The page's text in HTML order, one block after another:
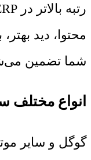
محتوا، دید
شما تضمین
انواع مختلف
گوگل و سایر